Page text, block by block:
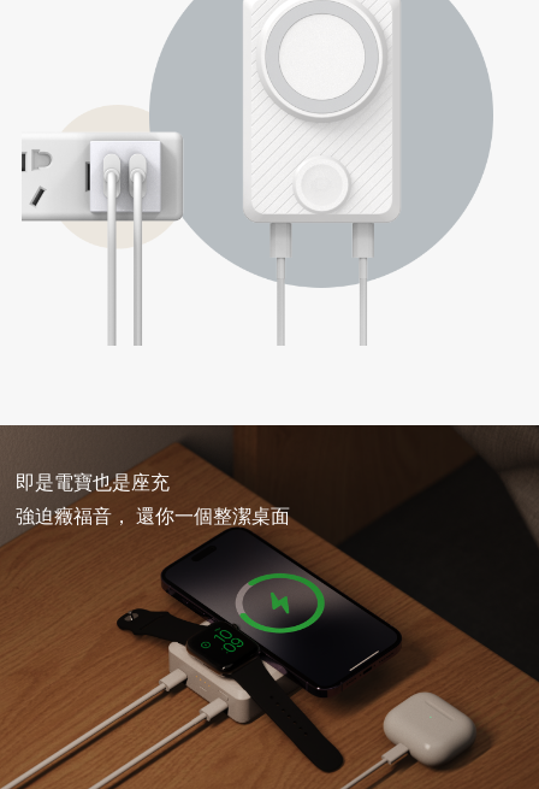
即是電寶也是座充
強迫癥福音， 還你一個整潔桌面